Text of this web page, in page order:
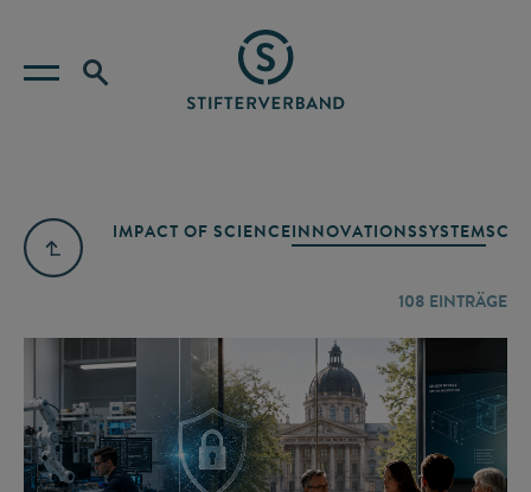
IMPACT OF SCIENCEINNOVATIONSSYSTEM
108 EINTRÄGE